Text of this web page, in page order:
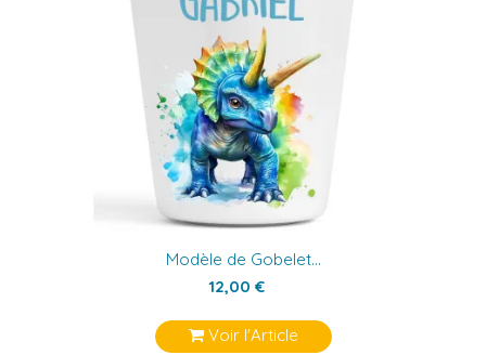
Modèle de Gobelet...
12,00 €
Voir l'Article